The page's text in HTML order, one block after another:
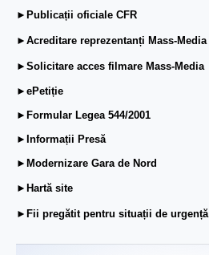
►Publicații oficiale CFR
►Acreditare reprezentanți Mass-Media
►Solicitare acces filmare Mass-Media
►ePetiție
►Formular Legea 544/2001
►Informații Presă
►Modernizare Gara de Nord
►Hartă site
►Fii pregătit pentru situații de urgență